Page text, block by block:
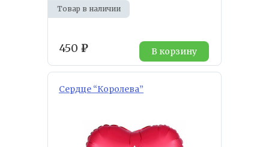
Товар в наличии
450 ₽ В корзину
Сердце “Королева”